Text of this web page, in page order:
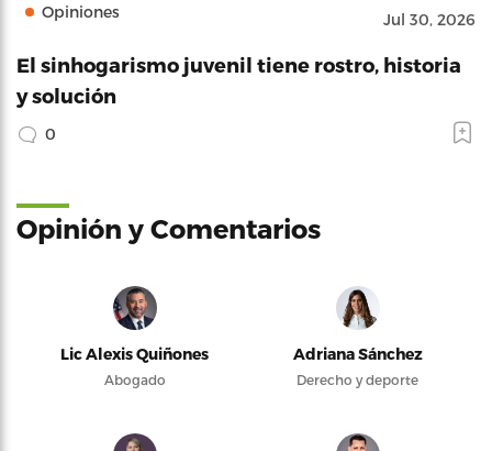
Opiniones Jul 30, 2026
El sinhogarismo juvenil tiene rostro, historia
y solución
0
Opinión y Comentarios
Lic Alexis Quiñones
Abogado
Adriana Sánchez
Derecho y deporte